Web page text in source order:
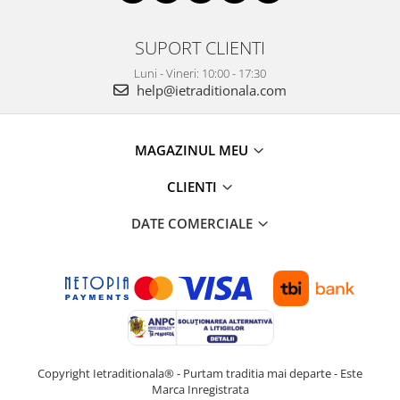
SUPORT CLIENTI
Luni - Vineri: 10:00 - 17:30
help@ietraditionala.com
MAGAZINUL MEU
CLIENTI
DATE COMERCIALE
Copyright Ietraditionala® - Purtam traditia mai departe - Este
Marca Inregistrata